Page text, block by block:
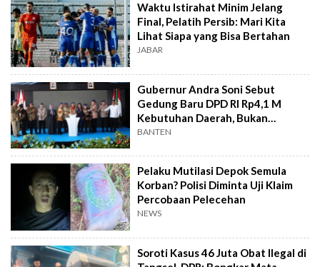
Waktu Istirahat Minim Jelang
Final, Pelatih Persib: Mari Kita
Lihat Siapa yang Bisa Bertahan
JABAR
Gubernur Andra Soni Sebut
Gedung Baru DPD RI Rp4,1 M
Kebutuhan Daerah, Bukan
Senator
BANTEN
Pelaku Mutilasi Depok Semula
Korban? Polisi Diminta Uji Klaim
Percobaan Pelecehan
NEWS
Soroti Kasus 46 Juta Obat Ilegal di